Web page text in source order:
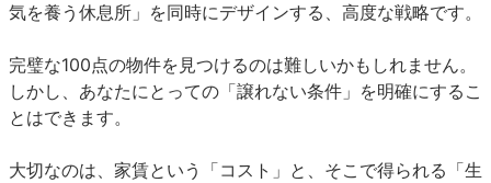
気を養う休息所」を同時にデザインする、高度な戦略です。
完璧な100点の物件を見つけるのは難しいかもしれません。
しかし、あなたにとっての「譲れない条件」を明確にするこ
とはできます。
大切なのは、家賃という「コスト」と、そこで得られる「生